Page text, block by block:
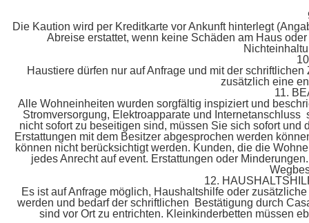
Die Kaution wird per Kreditkarte vor Ankunft hinterlegt
Abreise erstattet, wenn keine Schäden am Haus
Haustiere dürfen nur auf Anfrage und mit der
zusätzlich eine
11.
Alle Wohneinheiten wurden sorgfältig inspiziert und
Stromversorgung, Elektroapparate und
nicht sofort zu beseitigen sind, müssen Sie sich sofort
Erstattungen mit dem Besitzer abgesprochen werden
können nicht berücksichtigt werden. Kunden, die die
jedes Anrecht auf event. Erstattungen oder
12.
Es ist auf Anfrage möglich, Haushaltshilfe oder
werden und bedarf der schriftlichen Bestätigung durch
sind vor Ort zu entrichten. Kleinkinderbetten müssen